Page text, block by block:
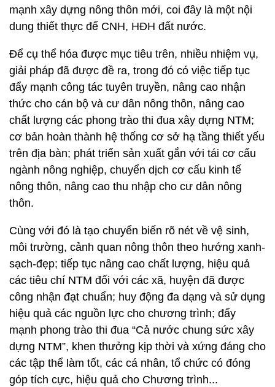
mạnh xây dựng nông thôn mới, coi đây là một nội
dung thiết thực để CNH, HĐH đất nước.
Để cụ thể hóa được mục tiêu trên, nhiều nhiệm vụ,
giải pháp đã được đề ra, trong đó có việc tiếp tục
đẩy mạnh công tác tuyên truyền, nâng cao nhận
thức cho cán bộ và cư dân nông thôn, nâng cao
chất lượng các phong trào thi đua xây dựng NTM;
cơ bản hoàn thành hệ thống cơ sở hạ tầng thiết yếu
trên địa bàn; phát triển sản xuất gắn với tái cơ cấu
ngành nông nghiệp, chuyển dịch cơ cấu kinh tế
nông thôn, nâng cao thu nhập cho cư dân nông
thôn.
Cùng với đó là tạo chuyển biến rõ nét về vệ sinh,
môi trường, cảnh quan nông thôn theo hướng xanh-
sạch-đẹp; tiếp tục nâng cao chất lượng, hiệu quả
các tiêu chí NTM đối với các xã, huyện đã được
công nhận đạt chuẩn; huy động đa dạng và sử dụng
hiệu quả các nguồn lực cho chương trình; đẩy
mạnh phong trào thi đua “Cả nước chung sức xây
dựng NTM”, khen thưởng kịp thời và xứng đáng cho
các tập thể làm tốt, các cá nhân, tổ chức có đóng
góp tích cực, hiệu quả cho Chương trình...